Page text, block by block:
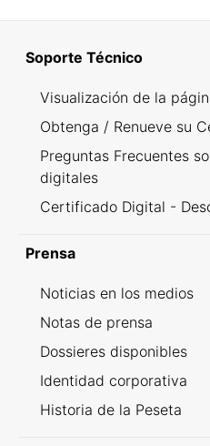
Soporte Técnico
Visualización de la
Obtenga / Renueve su
Preguntas Frecuentes
digitales
Certificado Digital -
Prensa
Noticias en los medios
Notas de prensa
Dossieres disponibles
Identidad corporativa
Historia de la Peseta